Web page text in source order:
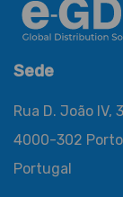
Sede
Rua D. João IV,
4000-302 Porto
Portugal